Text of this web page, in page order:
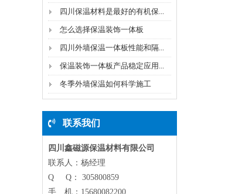
四川保温材料是最好的有机保...
怎么选择保温装饰一体板
四川外墙保温一体板性能和隔...
保温装饰一体板产品稳定应用...
冬季外墙保温如何科学施工
联系我们
四川鑫磁源保温材料有限公司
联系人：杨经理
Q Q： 305800859
手 机：15680082200